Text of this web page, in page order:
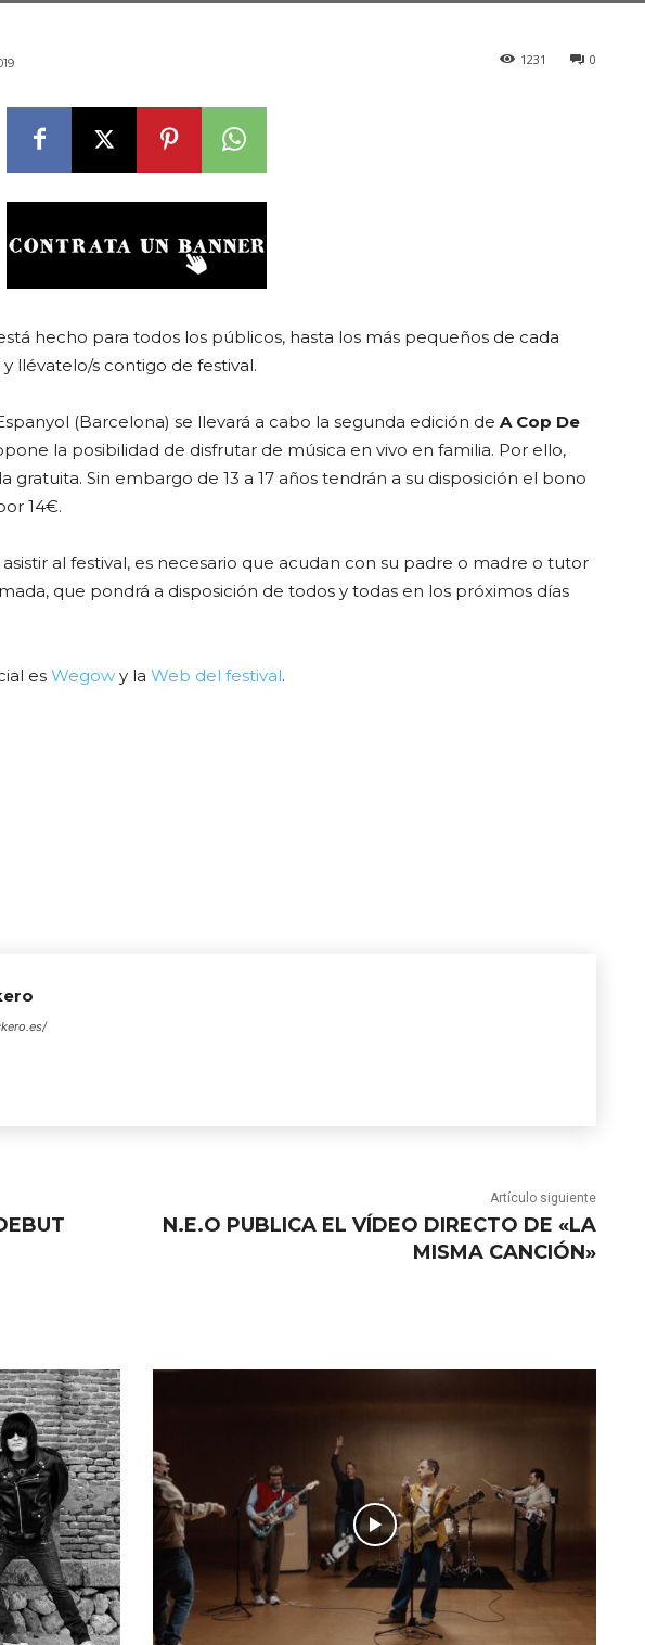
0
1231
hecho para todos los públicos, hasta los más pequeños de cada
llévatelo/s contigo de festival.
(Barcelona) se llevará a cabo la segunda edición de A Cop De
la posibilidad de disfrutar de música en vivo en familia. Por ello,
gratuita. Sin embargo de 13 a 17 años tendrán a su disposición el bono
14€.
al festival, es necesario que acudan con su padre o madre o tutor
que pondrá a disposición de todos y todas en los próximos días
es Wegow y la Web del festival.
Artículo siguiente
N.E.O PUBLICA EL VÍDEO DIRECTO DE «LA
MISMA CANCIÓN»